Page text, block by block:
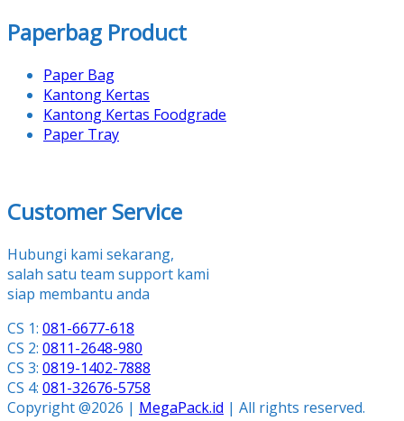
Paperbag Product
Paper Bag
Kantong Kertas
Kantong Kertas Foodgrade
Paper Tray
Customer Service
Hubungi kami sekarang,
salah satu team support kami
siap membantu anda
CS 1: 081-6677-618
CS 2: 0811-2648-980
CS 3: 0819-1402-7888
CS 4: 081-32676-5758
Copyright @2026 | MegaPack.id | All rights reserved.